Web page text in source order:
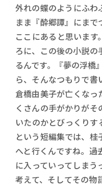
外れの蝶のようにふわ
まま『酔郷譚』にま
ここにあると思います
ろに、この後の小説の
るんです。『夢の浮橋
ら、そんなつもりで書
倉橋由美子が亡くなっ
くさんの手がかりが
いたのかとびっくりす
という短編集では、
へと行くんですね。過
に入っていってしまう
考えて、そしてその物